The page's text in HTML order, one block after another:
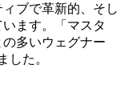
ブで革新的、そし
ます。「マスタ
の多いウェグナー
した。